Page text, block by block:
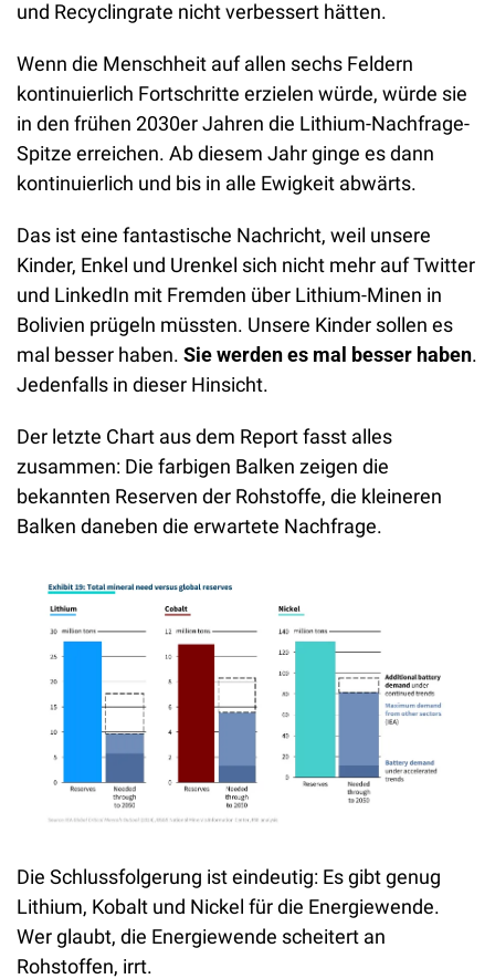
und Recyclingrate nicht verbessert hätten.
Wenn die Menschheit auf allen sechs Feldern
kontinuierlich Fortschritte erzielen würde, würde sie
in den frühen 2030er Jahren die Lithium-Nachfrage-
Spitze erreichen. Ab diesem Jahr ginge es dann
kontinuierlich und bis in alle Ewigkeit abwärts.
Das ist eine fantastische Nachricht, weil unsere
Kinder, Enkel und Urenkel sich nicht mehr auf Twitter
und LinkedIn mit Fremden über Lithium-Minen in
Bolivien prügeln müssten. Unsere Kinder sollen es
mal besser haben. Siewerden es mal besser haben.
Jedenfalls in dieser Hinsicht.
Der letzte Chart aus dem Report fasst alles
zusammen: Die farbigen Balken zeigen die
bekannten Reserven der Rohstoffe, die kleineren
Balken daneben die erwartete Nachfrage.
Die Schlussfolgerung ist eindeutig: Es gibt genug
Lithium, Kobalt und Nickel für die Energiewende.
Wer glaubt, die Energiewende scheitert an
Rohstoffen, irrt.